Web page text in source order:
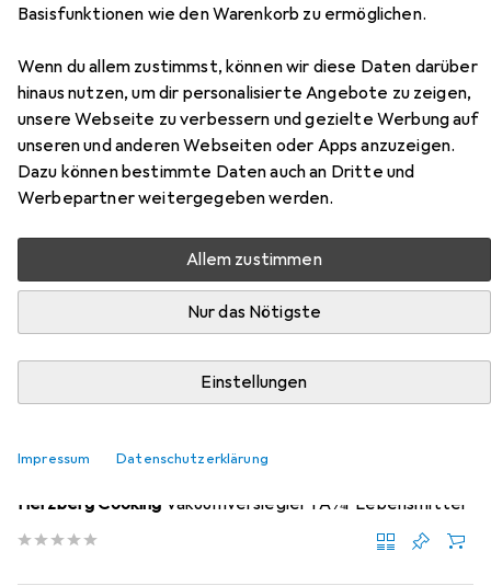
Basisfunktionen wie den Warenkorb zu ermöglichen.
Wenn du allem zustimmst, können wir diese Daten darüber
hinaus nutzen, um dir personalisierte Angebote zu zeigen,
unsere Webseite zu verbessern und gezielte Werbung auf
unseren und anderen Webseiten oder Apps anzuzeigen.
Dazu können bestimmte Daten auch an Dritte und
Werbepartner weitergegeben werden.
Allem zustimmen
Nur das Nötigste
Einstellungen
Impressum Datenschutzerklärung
Zubehör für Casativo 2 Profi
Vakuumier-Folienschläuche für
Balken-Vakuumierer, 28 x 500 cm
Hier findest du passendes Zubehör zum Produkt Casativo
Vakuumierer, 28 x 500 cm aus der Kategorie
Vakuumiergerät.
Produktliste
Vakuumiergerät
Herzberg Cooking Vakuumversiegler fÃ¼r Lebensmittel